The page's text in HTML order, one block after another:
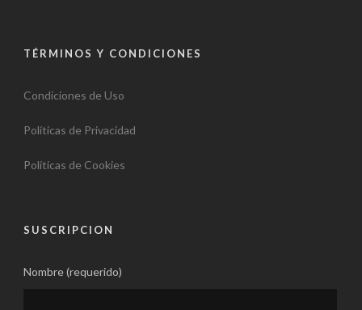
TÉRMINOS Y CONDICIONES
Condiciones de Uso
Políticas de Privacidad
Políticas de Cookies
SUSCRIPCION
Nombre (requerido)